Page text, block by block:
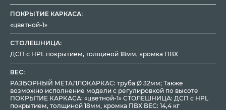
ПОКРЫТИЕ КАРКАСА:
«цветной-1»
СТОЛЕШНИЦА:
ДСП с HPL покрытием, толщиной 18мм, кромка ПВХ
ВЕС:
РАЗБОРНЫЙ МЕТАЛЛОКАРКАС: труба Ø 32мм; Также
возможно исполнение модели с регулировкой по высоте
ПОКРЫТИЕ КАРКАСА: «цветной-1» СТОЛЕШНИЦА: ДСП с HPL
покрытием, толщиной 18мм, кромка ПВХ ВЕС: 14,4 кг